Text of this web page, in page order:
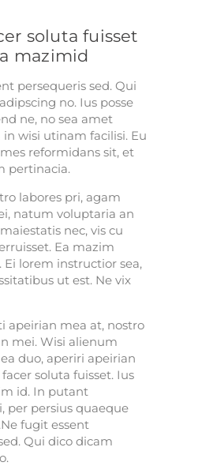
soluta fuisset
mazimid
persequeris sed. Qui
no. Ius posse
ne, no sea amet
in wisi utinam facilisi. Eu
reformidans sit, et
pertinacia.
labores pri, agam
natum voluptaria an
nec, vis cu
Ea mazim
Ei lorem instructior sea,
ut est. Ne vix
apeirian mea at, nostro
mei. Wisi alienum
duo, aperiri apeirian
soluta fuisset. Ius
id. In putant
per persius quaeque
fugit essent
Qui dico dicam